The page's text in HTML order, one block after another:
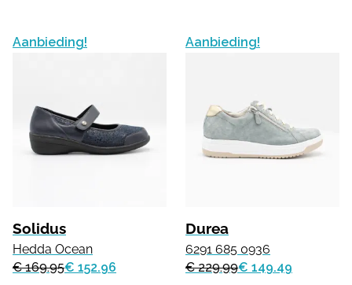
Aanbieding!
Solidus
Hedda Ocean
€ 169.95€ 152.96
Aanbieding!
Durea
6291 685 0936
€ 229.99€ 149.49